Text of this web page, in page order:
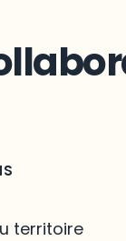
territoire